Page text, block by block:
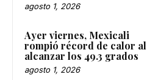
agosto 1, 2026
Ayer viernes, Mexicali
rompió récord de calor al
alcanzar los 49.3 grados
agosto 1, 2026